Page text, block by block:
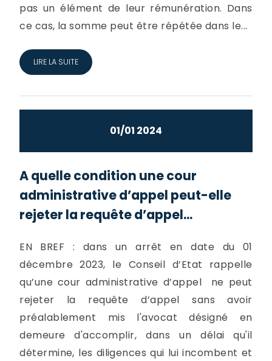
pas un élément de leur rémunération. Dans
ce cas, la somme peut être répétée dans le...
LIRE LA SUITE
01/01 2024
A quelle condition une cour
administrative d’appel peut-elle
rejeter la requête d’appel...
EN BREF : dans un arrêt en date du 01
décembre 2023, le Conseil d’Etat rappelle
qu’une cour administrative d’appel ne peut
rejeter la requête d’appel sans avoir
préalablement mis l'avocat désigné en
demeure d'accomplir, dans un délai qu'il
détermine, les diligences qui lui incombent et